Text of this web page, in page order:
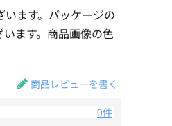
ます。パッケージの
ます。商品画像の色
商品レビューを書く
0件